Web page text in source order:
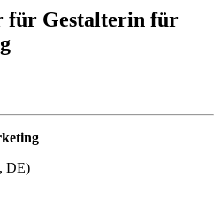
für Gestalterin für
DE)